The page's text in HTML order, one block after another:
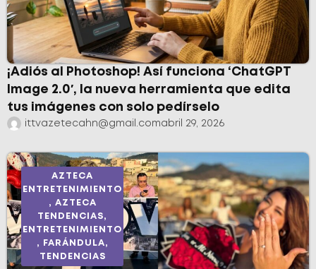
¡Adiós al Photoshop! Así funciona ‘ChatGPT
Image 2.0′, la nueva herramienta que edita
tus imágenes con solo pedírselo
ittvazetecahn@gmail.comabril 29, 2026
AZTECA
ENTRETENIMIENTO
, AZTECA
TENDENCIAS,
ENTRETENIMIENTO
,
FARÁNDULA,
TENDENCIAS